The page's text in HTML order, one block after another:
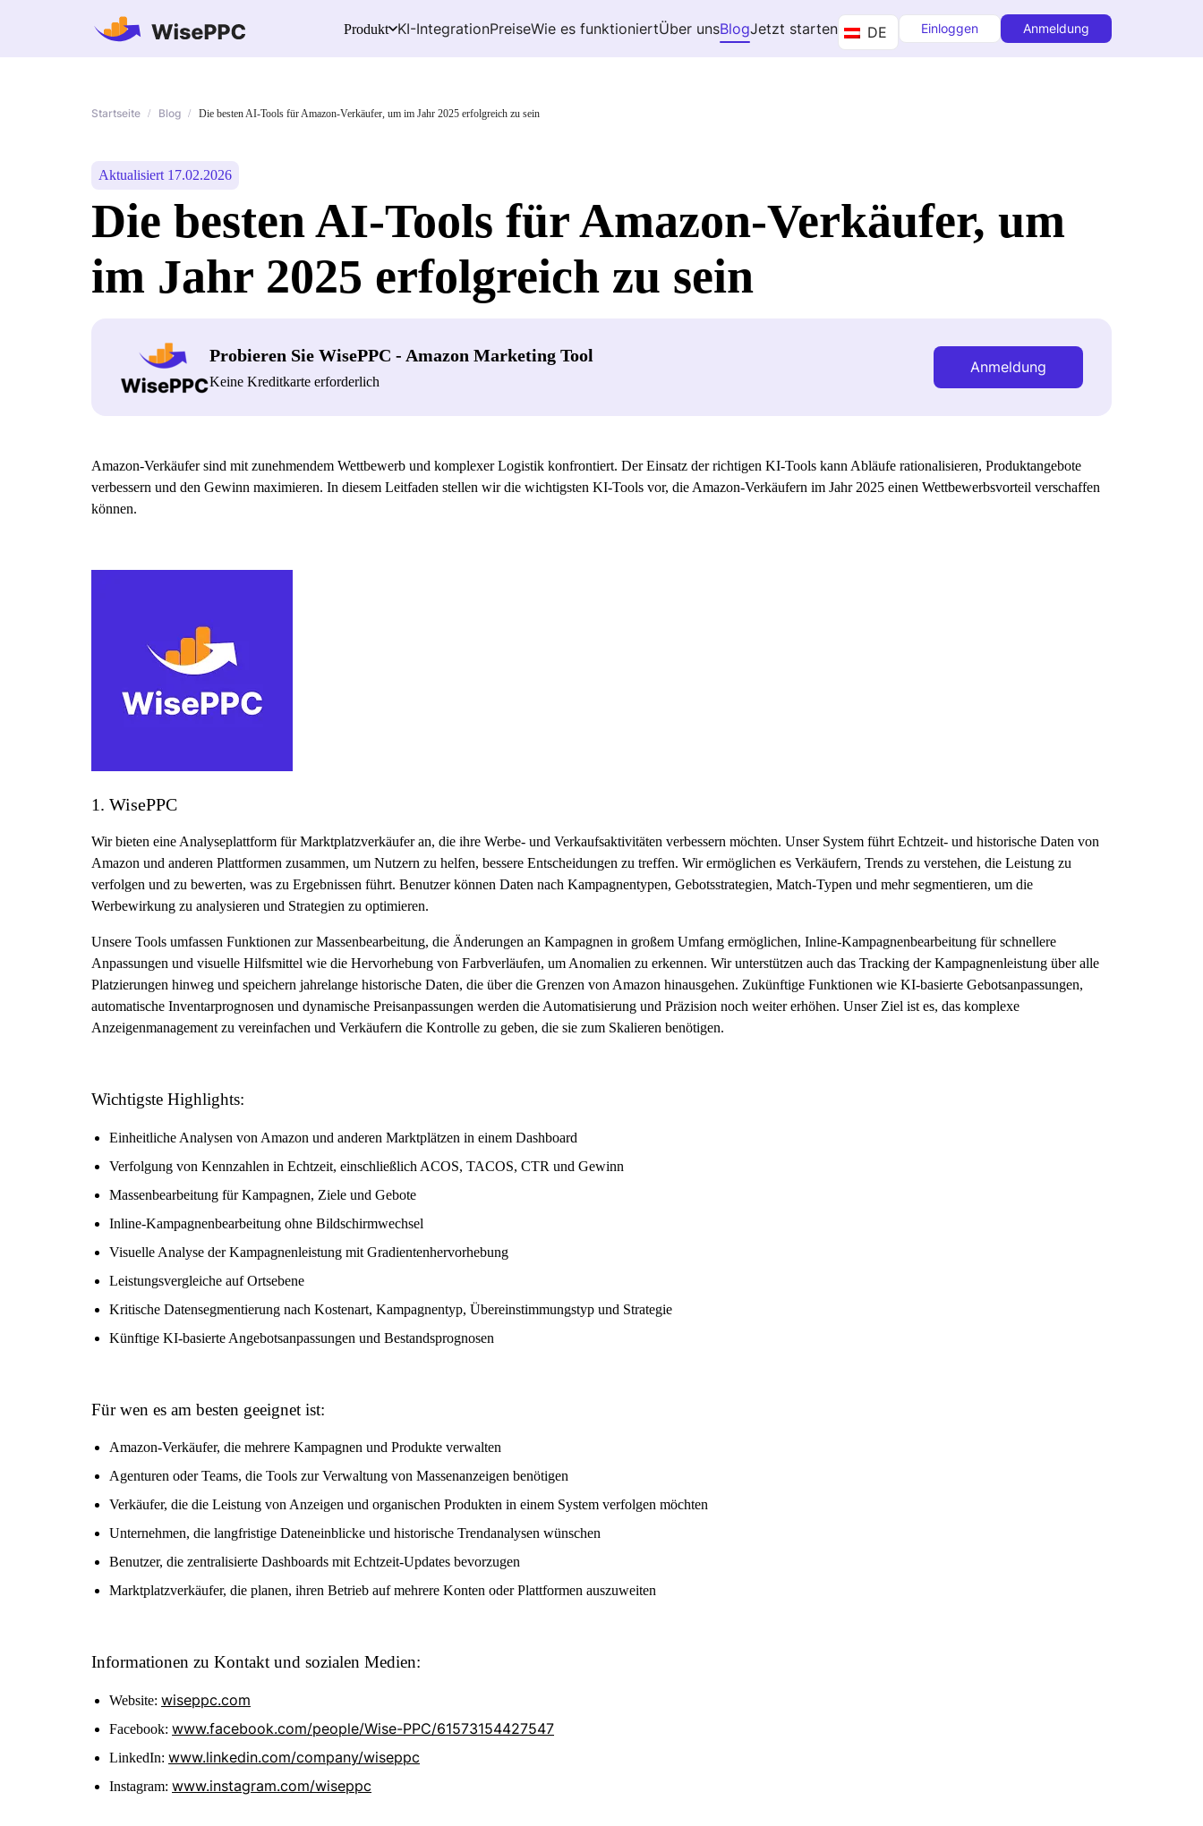
Produkt KI-IntegrationPreiseWie es funktioniertÜber unsBlogJetzt starten DE Einloggen Anmeldung
Startseite / Blog / Die besten AI-Tools für Amazon-Verkäufer, um im Jahr 2025 erfolgreich zu sein
Aktualisiert 17.02.2026
Die besten AI-Tools für Amazon-Verkäufer, um
im Jahr 2025 erfolgreich zu sein
Probieren Sie WisePPC - Amazon Marketing Tool
Keine Kreditkarte erforderlich
Anmeldung
Amazon-Verkäufer sind mit zunehmendem Wettbewerb und komplexer Logistik konfrontiert. Der Einsatz der richtigen KI-Tools kann Abläufe rationalisieren, Produktangebote
verbessern und den Gewinn maximieren. In diesem Leitfaden stellen wir die wichtigsten KI-Tools vor, die Amazon-Verkäufern im Jahr 2025 einen Wettbewerbsvorteil verschaffen
können.
1. WisePPC
Wir bieten eine Analyseplattform für Marktplatzverkäufer an, die ihre Werbe- und Verkaufsaktivitäten verbessern möchten. Unser System führt Echtzeit- und historische Daten von
Amazon und anderen Plattformen zusammen, um Nutzern zu helfen, bessere Entscheidungen zu treffen. Wir ermöglichen es Verkäufern, Trends zu verstehen, die Leistung zu
verfolgen und zu bewerten, was zu Ergebnissen führt. Benutzer können Daten nach Kampagnentypen, Gebotsstrategien, Match-Typen und mehr segmentieren, um die
Werbewirkung zu analysieren und Strategien zu optimieren.
Unsere Tools umfassen Funktionen zur Massenbearbeitung, die Änderungen an Kampagnen in großem Umfang ermöglichen, Inline-Kampagnenbearbeitung für schnellere
Anpassungen und visuelle Hilfsmittel wie die Hervorhebung von Farbverläufen, um Anomalien zu erkennen. Wir unterstützen auch das Tracking der Kampagnenleistung über alle
Platzierungen hinweg und speichern jahrelange historische Daten, die über die Grenzen von Amazon hinausgehen. Zukünftige Funktionen wie KI-basierte Gebotsanpassungen,
automatische Inventarprognosen und dynamische Preisanpassungen werden die Automatisierung und Präzision noch weiter erhöhen. Unser Ziel ist es, das komplexe
Anzeigenmanagement zu vereinfachen und Verkäufern die Kontrolle zu geben, die sie zum Skalieren benötigen.
Wichtigste Highlights:
Einheitliche Analysen von Amazon und anderen Marktplätzen in einem Dashboard
Verfolgung von Kennzahlen in Echtzeit, einschließlich ACOS, TACOS, CTR und Gewinn
Massenbearbeitung für Kampagnen, Ziele und Gebote
Inline-Kampagnenbearbeitung ohne Bildschirmwechsel
Visuelle Analyse der Kampagnenleistung mit Gradientenhervorhebung
Leistungsvergleiche auf Ortsebene
Kritische Datensegmentierung nach Kostenart, Kampagnentyp, Übereinstimmungstyp und Strategie
Künftige KI-basierte Angebotsanpassungen und Bestandsprognosen
Für wen es am besten geeignet ist:
Amazon-Verkäufer, die mehrere Kampagnen und Produkte verwalten
Agenturen oder Teams, die Tools zur Verwaltung von Massenanzeigen benötigen
Verkäufer, die die Leistung von Anzeigen und organischen Produkten in einem System verfolgen möchten
Unternehmen, die langfristige Dateneinblicke und historische Trendanalysen wünschen
Benutzer, die zentralisierte Dashboards mit Echtzeit-Updates bevorzugen
Marktplatzverkäufer, die planen, ihren Betrieb auf mehrere Konten oder Plattformen auszuweiten
Informationen zu Kontakt und sozialen Medien:
Website: wiseppc.com
Facebook: www.facebook.com/people/Wise-PPC/61573154427547
LinkedIn: www.linkedin.com/company/wiseppc
Instagram: www.instagram.com/wiseppc